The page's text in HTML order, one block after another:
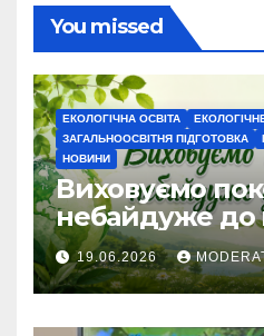
You missed
ЕКОЛОГІЧНА ОСВІТА
ЗАГАЛЬНООСВІТНЯ ПІДГОТОВКА
НОВИНИ
Виховуємо
небайдуже
19.06.2026